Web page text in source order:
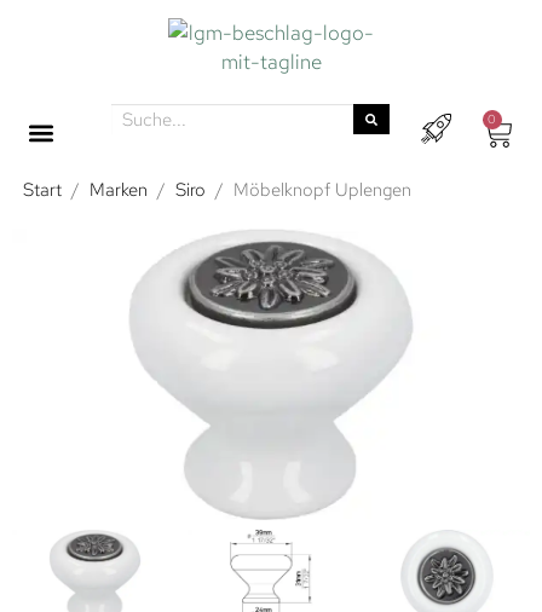
0
Start / Marken / Siro / Möbelknopf Uplengen